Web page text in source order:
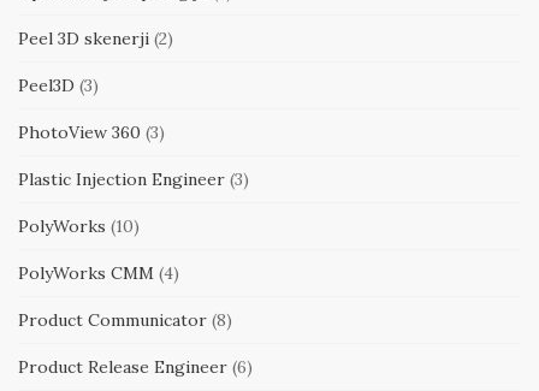
Peel 3D skenerji (2)
Peel3D (3)
PhotoView 360 (3)
Plastic Injection Engineer (3)
PolyWorks (10)
PolyWorks CMM (4)
Product Communicator (8)
Product Release Engineer (6)